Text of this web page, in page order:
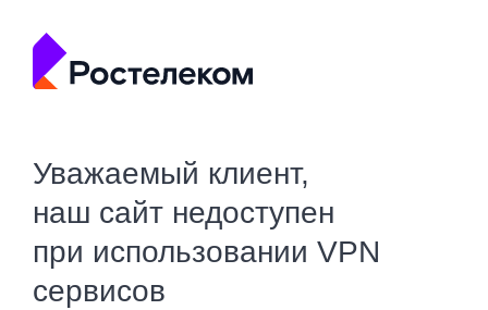
Уважаемый клиент,
наш сайт недоступен
при использовании VPN
сервисов